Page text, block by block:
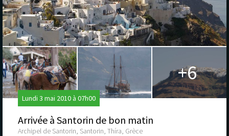
+6
Lundi 3 mai 2010 à 07h00
Arrivée à Santorin de bon matin
Archipel de Santorin, Santorin, Thíra, Grèce